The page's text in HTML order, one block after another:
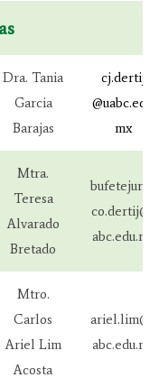
Dra. Tania
Garcia
Barajas
cj.dertij
@uabc.edu.
mx
Mtra.
Teresa
Alvarado
Bretado
bufetejuridi
co.dertij@u
abc.edu.mx
Mtro.
Carlos
Ariel Lim
Acosta
ariel.lim@u
abc.edu.mx